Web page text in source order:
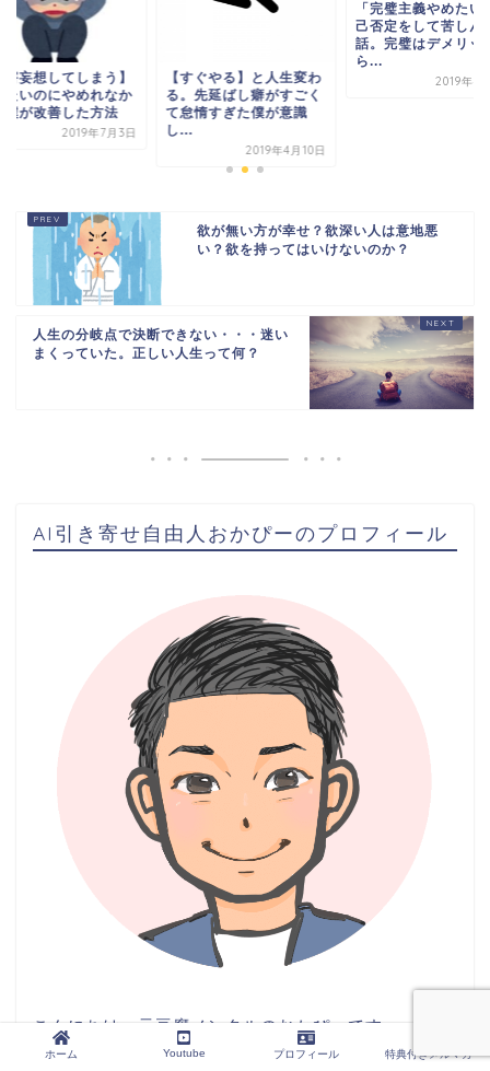
害妄想してしまう】
たいのにやめれなか
僕が改善した方法
2019年7月3日
【すぐやる】と人生変わ
る。先延ばし癖がすごく
て怠惰すぎた僕が意識
し...
2019年4月10日
「完璧主義やめたい
己否定をして苦しん
話。完璧はデメリッ
ら...
2019年4
欲が無い方が幸せ？欲深い人は意地悪
い？欲を持ってはいけないのか？
人生の分岐点で決断できない・・・迷い
まくっていた。正しい人生って何？
AI引き寄せ自由人おかぴーのプロフィール
こんにちは、元豆腐メンタルのおかぴーです。
僕は、
ホーム Youtube プロフィール 特典付きメルマガ